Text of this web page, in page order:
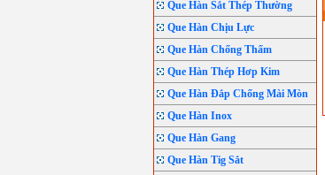
Que Hàn Sắt Thép Thường
Que Hàn Chịu Lực
Que Hàn Chống Thấm
Que Hàn Thép Hơp Kim
Que Hàn Đắp Chống Mài Mòn
Que Hàn Inox
Que Hàn Gang
Que Hàn Tig Sắt